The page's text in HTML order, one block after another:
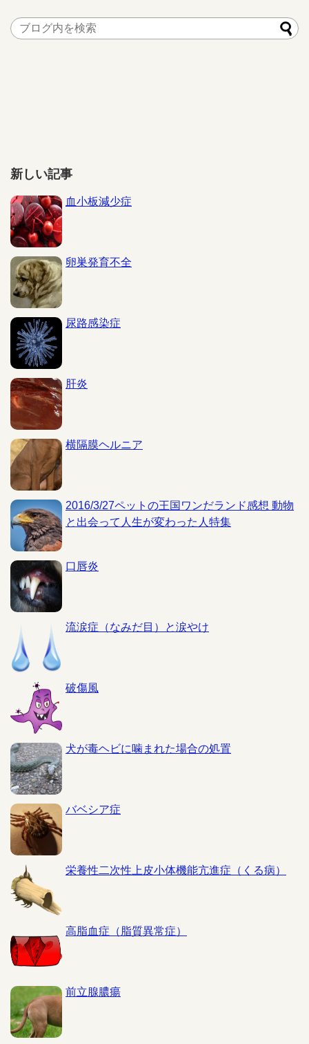
新しい記事
血小板減少症
卵巣発育不全
尿路感染症
肝炎
横隔膜ヘルニア
2016/3/27ペットの王国ワンだランド感想 動物
と出会って人生が変わった人特集
口唇炎
流涙症（なみだ目）と涙やけ
破傷風
犬が毒ヘビに噛まれた場合の処置
バベシア症
栄養性二次性上皮小体機能亢進症（くる病）
高脂血症（脂質異常症）
前立腺膿瘍